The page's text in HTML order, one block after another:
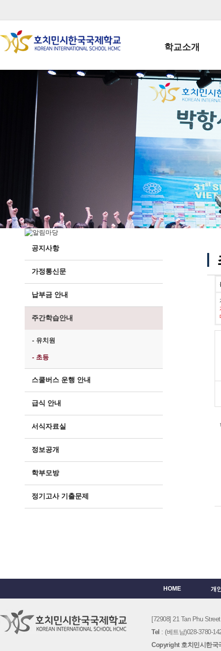
학교소개
학교장인사말
학생회장인사말
학교상징
학교 CI
교직원현황
학생현황
위치/전화
전경사진
공지사항
가정통신문
납부금 안내
주간학습안내
- 유치원
- 초등
스쿨버스 운행 안내
급식 안내
서식자료실
정보공개
학부모방
정기고사 기출문제
HOME 개
[72908] 21 Tan Phu
Tel : (베트남)028-3780-
Copyright 호치민시한국